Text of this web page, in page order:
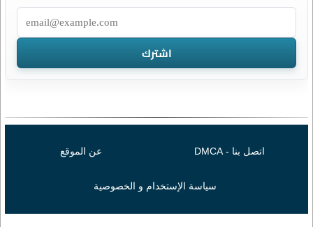
اتصل بنا - DMCA عن الموقع
سياسة الإستخدام و الخصوصية